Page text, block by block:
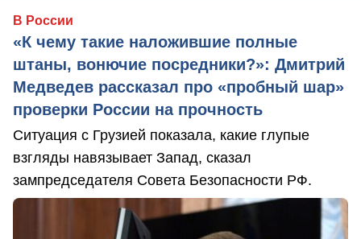
В России
«К чему такие наложившие полные
штаны, вонючие посредники?»: Дмитрий
Медведев рассказал про «пробный шар»
проверки России на прочность
Ситуация с Грузией показала, какие глупые
взгляды навязывает Запад, сказал
зампредседателя Совета Безопасности РФ.